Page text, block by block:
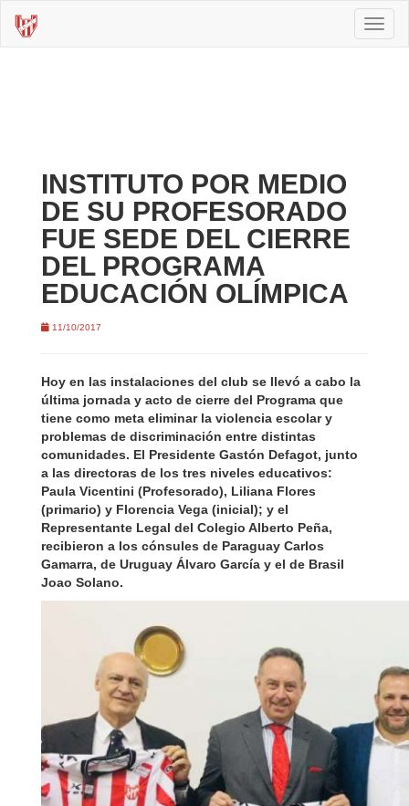
INSTITUTO POR MEDIO
DE SU PROFESORADO
FUE SEDE DEL CIERRE
DEL PROGRAMA
EDUCACIÓN OLÍMPICA
11/10/2017
Hoy en las instalaciones del club se llevó a cabo la
última jornada y acto de cierre del Programa que
tiene como meta eliminar la violencia escolar y
problemas de discriminación entre distintas
comunidades. El Presidente Gastón Defagot, junto
a las directoras de los tres niveles educativos:
Paula Vicentini (Profesorado), Liliana Flores
(primario) y Florencia Vega (inicial); y el
Representante Legal del Colegio Alberto Peña,
recibieron a los cónsules de Paraguay Carlos
Gamarra, de Uruguay Álvaro García y el de Brasil
Joao Solano.